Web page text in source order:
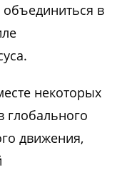
в
некоторых
глобального
движения,